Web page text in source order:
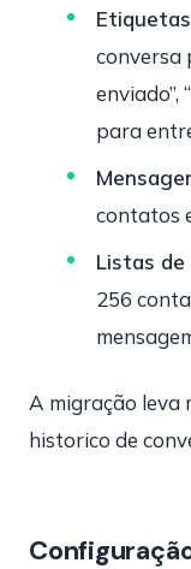
conversa
enviado”,
para
contatos
Listas de
256
A migração leva
historico de